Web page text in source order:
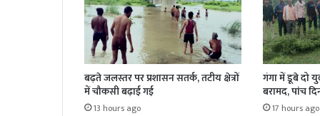
बढ़ते जलस्तर पर प्रशासन सतर्क, तटीय क्षेत्रों
में चौकसी बढ़ाई गई
13 hours ago
गंगा में डूबे दो
बरामद, पांच
17 hours ago